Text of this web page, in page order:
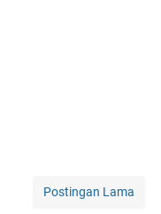
Postingan Lama